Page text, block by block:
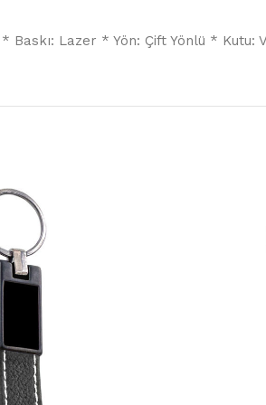
Baskı: Lazer * Yön: Çift Yönlü * Kutu: